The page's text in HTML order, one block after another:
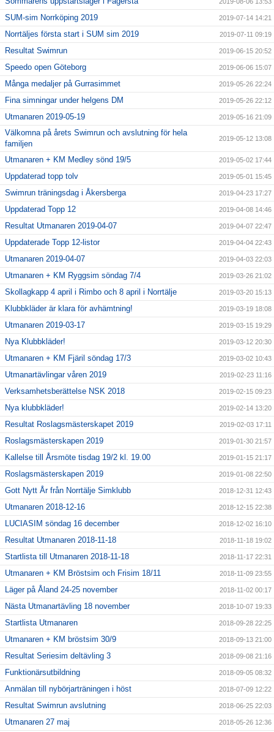
2019-08-06 13:53
SUM-sim Norrköping 2019 2019-07-14 14:21
Norrtäljes första start i SUM sim 2019 2019-07-11 09:19
Resultat Swimrun 2019-06-15 20:52
Speedo open Göteborg 2019-06-06 15:07
Många medaljer på Gurrasimmet 2019-05-26 22:24
Fina simningar under helgens DM 2019-05-26 22:12
Utmanaren 2019-05-19 2019-05-16 21:09
Välkomna på årets Swimrun och avslutning för hela
familjen
2019-05-12 13:08
Utmanaren + KM Medley sönd 19/5 2019-05-02 17:44
Uppdaterad topp tolv 2019-05-01 15:45
Swimrun träningsdag i Åkersberga 2019-04-23 17:27
Uppdaterad Topp 12 2019-04-08 14:46
Resultat Utmanaren 2019-04-07 2019-04-07 22:47
Uppdaterade Topp 12-listor 2019-04-04 22:43
Utmanaren 2019-04-07 2019-04-03 22:03
Utmanaren + KM Ryggsim söndag 7/4 2019-03-26 21:02
Skollagkapp 4 april i Rimbo och 8 april i Norrtälje 2019-03-20 15:13
Klubbkläder är klara för avhämtning! 2019-03-19 18:08
Utmanaren 2019-03-17 2019-03-15 19:29
Nya Klubbkläder! 2019-03-12 20:30
Utmanaren + KM Fjäril söndag 17/3 2019-03-02 10:43
Utmanartävlingar våren 2019 2019-02-23 11:16
Verksamhetsberättelse NSK 2018 2019-02-15 09:23
Nya klubbkläder! 2019-02-14 13:20
Resultat Roslagsmästerskapet 2019 2019-02-03 17:11
Roslagsmästerskapen 2019 2019-01-30 21:57
Kallelse till Årsmöte tisdag 19/2 kl. 19.00 2019-01-15 21:17
Roslagsmästerskapen 2019 2019-01-08 22:50
Gott Nytt År från Norrtälje Simklubb 2018-12-31 12:43
Utmanaren 2018-12-16 2018-12-15 22:38
LUCIASIM söndag 16 december 2018-12-02 16:10
Resultat Utmanaren 2018-11-18 2018-11-18 19:02
Startlista till Utmanaren 2018-11-18 2018-11-17 22:31
Utmanaren + KM Bröstsim och Frisim 18/11 2018-11-09 23:55
Läger på Åland 24-25 november 2018-11-02 00:17
Nästa Utmanartävling 18 november 2018-10-07 19:33
Startlista Utmanaren 2018-09-28 22:25
Utmanaren + KM bröstsim 30/9 2018-09-13 21:00
Resultat Seriesim deltävling 3 2018-09-08 21:16
Funktionärsutbildning 2018-09-05 08:32
Anmälan till nybörjarträningen i höst 2018-07-09 12:22
Resultat Swimrun avslutning 2018-06-25 22:03
Utmanaren 27 maj 2018-05-26 12:36